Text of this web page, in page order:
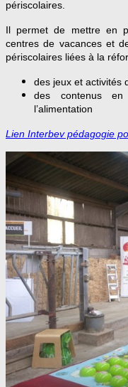
périscolaires.
Il permet de mettre en
centres de vacances et
périscolaires liées à la
des jeux et activités
des contenus en
l’alimentation
Lien Interbev pédagogie